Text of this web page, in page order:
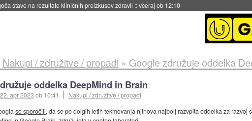
stave na rezultate kliničnih preizkusov zdravil ::včeraj ob 12:10
Nakupi / združitve / propadi » Google združuje oddelka
oddelka DeepMind in Brain
22. apr 2023 ob 10:41 Nakupi / združitve / propadi
so sporočili, da se po dolgih letih tekmovanja njihova najbolj razvpita oddelka za razvoj